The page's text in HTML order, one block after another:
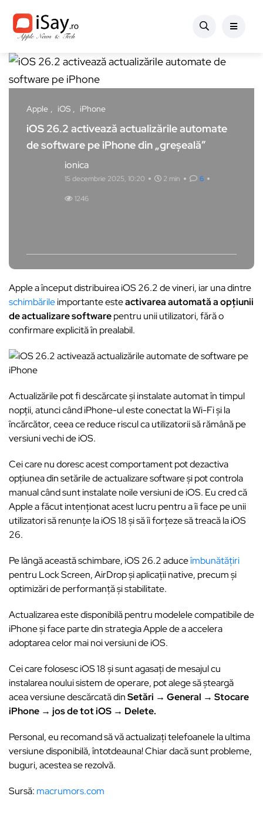
Apple iOS iPhone
iOS 26.2 activează actualizările automate
de software pe iPhone din „greșeală”
ionica
15 decembrie 2025, 10:20 2 min 6
1246
Apple a început distribuirea iOS 26.2 de vineri, iar una dintre
schimbărileimportante esteactivarea automată a opțiunii
de actualizare softwarepentru unii utilizatori, fără o
confirmare explicită în prealabil.
Actualizările pot fi descărcate și instalate automat în timpul
nopții, atunci când iPhone-ul este conectat la Wi-Fi și la
încărcător, ceea ce reduce riscul ca utilizatorii să rămână pe
versiuni vechi de iOS.
Cei care nu doresc acest comportament pot dezactiva
opțiunea din setările de actualizare software și pot controla
manual când sunt instalate noile versiuni de iOS. Eu cred că
Apple a făcut intenționat acest lucru pentru a îi face pe unii
utilizatori să renunțe la iOS 18 și să îi forțeze să treacă la iOS
26.
Pe lângă această schimbare, iOS 26.2 aduceîmbunătățiri
pentru Lock Screen, AirDrop și aplicații native, precum și
optimizări de performanță și stabilitate.
Actualizarea este disponibilă pentru modelele compatibile de
iPhone și face parte din strategia Apple de a accelera
adoptarea celor mai noi versiuni de iOS.
Cei care folosesc iOS 18 și sunt agasați de mesajul cu
instalarea noului sistem de operare, pot alege să șteargă
acea versiune descărcată dinSetări → General → Stocare
iPhone → jos de tot iOS → Delete.
Personal, eu recomand să vă actualizați telefoanele la ultima
versiune disponibilă, întotdeauna! Chiar dacă sunt probleme,
buguri, acestea se rezolvă.
Sursă: macrumors.com